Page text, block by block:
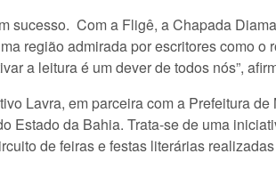
sucesso. Com a Fligê, a Chapada
região admirada por escritores como
a leitura é um dever de todos nós”,
Lavra, em parceira com a Prefeitura
Estado da Bahia. Trata-se de uma
de feiras e festas literárias